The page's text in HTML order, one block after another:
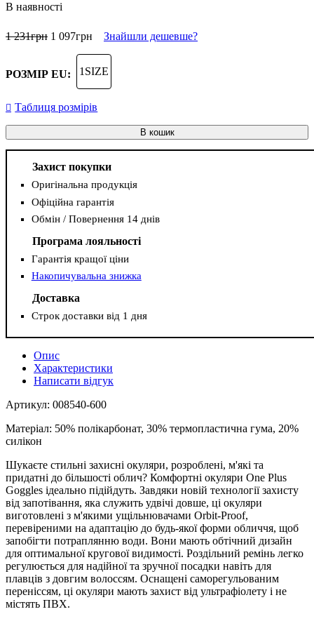
В наявності
1 231грн 1 097грн Знайшли дешевше?
РОЗМІР EU: 1SIZE
Таблиця розмірів
В кошик
Захист покупки
Оригінальна продукція
Офіційна гарантія
Обмін / Повернення 14 днів
Програма лояльності
Гарантія кращої ціни
Накопичувальна знижка
Доставка
Строк доставки від 1 дня
Опис
Характеристики
Написати відгук
Артикул: 008540-600
Матеріал: 50% полікарбонат, 30% термопластична гума, 20%
силікон
Шукаєте стильні захисні окуляри, розроблені, м'які та
придатні до більшості облич? Комфортні окуляри One Plus
Goggles ідеально підійдуть. Завдяки новій технології захисту
від запотівання, яка служить удвічі довше, ці окуляри
виготовлені з м'якими ущільнювачами Orbit-Proof,
перевіреними на адаптацію до будь-якої форми обличчя, щоб
запобігти потраплянню води. Вони мають обтічний дизайн
для оптимальної кругової видимості. Роздільний ремінь легко
регулюється для надійної та зручної посадки навіть для
плавців з довгим волоссям. Оснащені саморегульованим
переніссям, ці окуляри мають захист від ультрафіолету і не
містять ПВХ.